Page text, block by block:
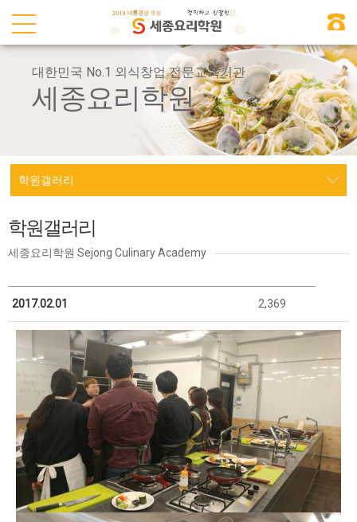
대한민국 No.1 외식창업 전문교육기관
세종요리학원
학원갤러리
학원갤러리
세종요리학원 Sejong Culinary Academy
2017.02.01 2,369